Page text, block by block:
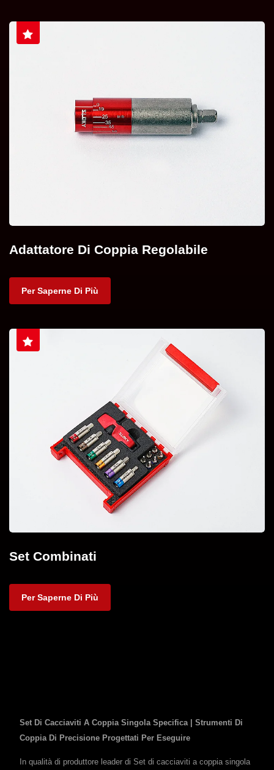
Adattatore Di Coppia Regolabile
Per Saperne Di Più
Set Combinati
Per Saperne Di Più
Set Di Cacciaviti A Coppia Singola Specifica | Strumenti Di
Coppia Di Precisione Progettati Per Eseguire
In qualità di produttore leader di Set di cacciaviti a coppia singola